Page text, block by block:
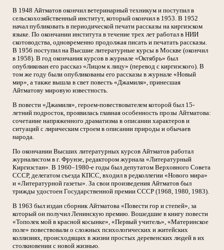
В 1948 Айтматов окончил ветеринарный техникум и поступил в
сельскохозяйственный институт, который окончил в 1953. В 1952
начал публиковать в периодической печати рассказы на киргизском
языке. По окончании института в течение трех лет работал в НИИ
скотоводства, одновременно продолжая писать и печатать рассказы.
В 1956 поступил на Высшие литературные курсы в Москве (окончил
в 1958). В год окончания курсов в журнале «Октябрь» был
опубликован его рассказ «Лицом к лицу» (перевод с киргизского). В
том же году были опубликованы его рассказы в журнале «Новый
мир», а также вышла в свет повесть «Джамиля», принесшая
Айтматову мировую известность.
В повести «Джамиля», героем-повествователем которой был 15-
летний подросток, проявилась главная особенность прозы Айтматова:
сочетание напряженного драматизма в описании характеров и
ситуаций с лирическим строем в описании природы и обычаев
народа.
По окончании Высших литературных курсов Айтматов работал
журналистом в г. Фрунзе, редактором журнала «Литературный
Киргизстан». В 1960–1980-е годы был депутатом Верховного Совета
СССР, делегатом съезда КПСС, входил в редколлегии «Нового мира»
и «Литературной газеты». За свои произведения Айтматов был
трижды удостоен Государственной премии СССР (1968, 1980, 1983).
В 1963 был издан сборник Айтматова «Повести гор и степей», за
который он получил Ленинскую премию. Вошедшие в книгу повести
«Тополек мой в красной косынке», «Первый учитель», «Материнское
поле» повествовали о сложных психологических и житейских
коллизиях, происходящих в жизни простых деревенских людей в их
столкновении с новой жизнью.